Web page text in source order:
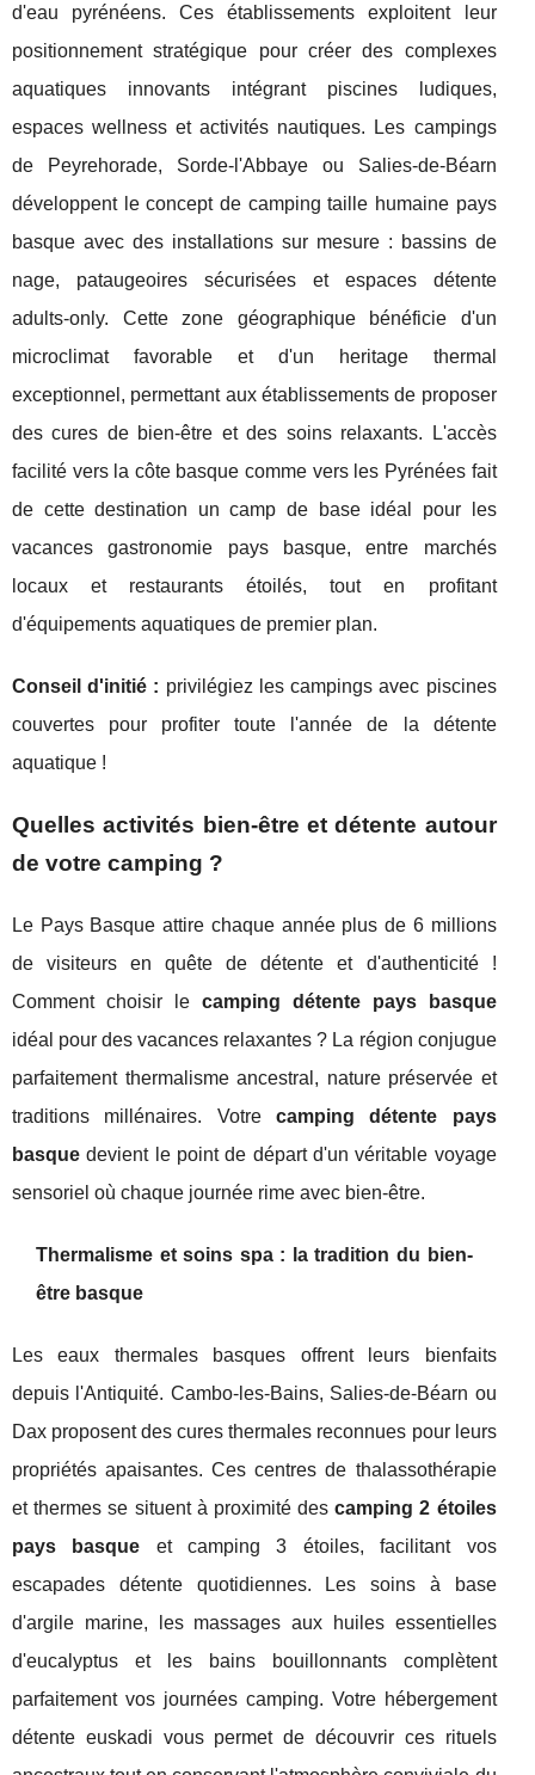
d'eau pyrénéens. Ces établissements exploitent leur
positionnement stratégique pour créer des complexes
aquatiques innovants intégrant piscines ludiques,
espaces wellness et activités nautiques. Les campings
de Peyrehorade, Sorde-l'Abbaye ou Salies-de-Béarn
développent le concept de camping taille humaine pays
basque avec des installations sur mesure : bassins de
nage, pataugeoires sécurisées et espaces détente
adults-only. Cette zone géographique bénéficie d'un
microclimat favorable et d'un heritage thermal
exceptionnel, permettant aux établissements de proposer
des cures de bien-être et des soins relaxants. L'accès
facilité vers la côte basque comme vers les Pyrénées fait
de cette destination un camp de base idéal pour les
vacances gastronomie pays basque, entre marchés
locaux et restaurants étoilés, tout en profitant
d'équipements aquatiques de premier plan.
Conseil d'initié : privilégiez les campings avec piscines
couvertes pour profiter toute l'année de la détente
aquatique !
Quelles activités bien-être et détente autour
de votre camping ?
Le Pays Basque attire chaque année plus de 6 millions
de visiteurs en quête de détente et d'authenticité !
Comment choisir le camping détente pays basque
idéal pour des vacances relaxantes ? La région conjugue
parfaitement thermalisme ancestral, nature préservée et
traditions millénaires. Votre camping détente pays
basque devient le point de départ d'un véritable voyage
sensoriel où chaque journée rime avec bien-être.
Thermalisme et soins spa : la tradition du bien-
être basque
Les eaux thermales basques offrent leurs bienfaits
depuis l'Antiquité. Cambo-les-Bains, Salies-de-Béarn ou
Dax proposent des cures thermales reconnues pour leurs
propriétés apaisantes. Ces centres de thalassothérapie
et thermes se situent à proximité descamping 2 étoiles
pays basque et camping 3 étoiles, facilitant vos
escapades détente quotidiennes. Les soins à base
d'argile marine, les massages aux huiles essentielles
d'eucalyptus et les bains bouillonnants complètent
parfaitement vos journées camping. Votre hébergement
détente euskadi vous permet de découvrir ces rituels